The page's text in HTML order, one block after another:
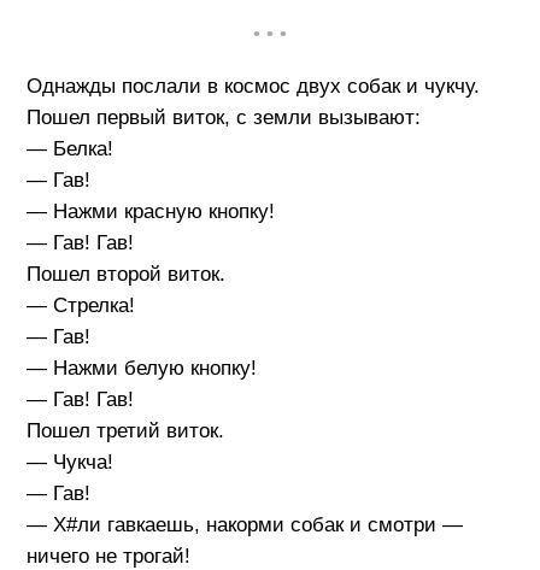
• • •
Однажды послали в космос двух собак и чукчу.
Пошел первый виток, с земли вызывают:
— Белка!
— Гав!
— Нажми красную кнопку!
— Гав! Гав!
Пошел второй виток.
— Стрелка!
— Гав!
— Нажми белую кнопку!
— Гав! Гав!
Пошел третий виток.
— Чукча!
— Гав!
— Х#ли гавкаешь, накорми собак и смотри —
ничего не трогай!